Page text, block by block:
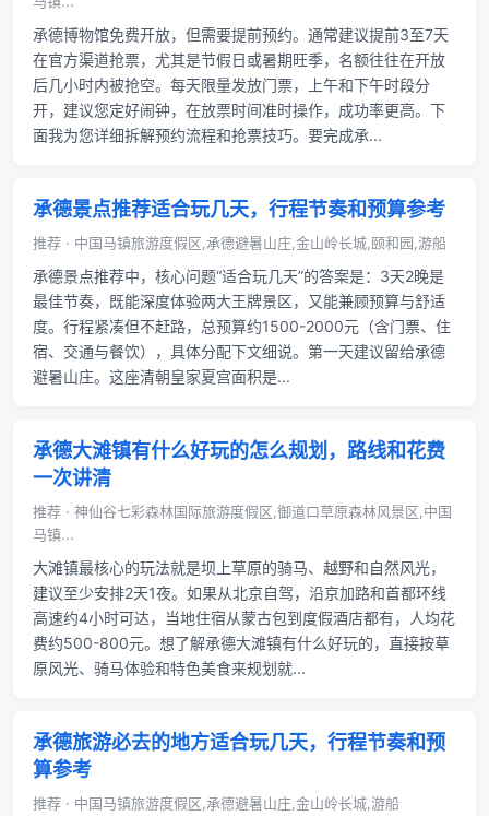
承德博物馆免费开放，但需要提前预约。通常建议提前3至7天
在官方渠道抢票，尤其是节假日或暑期旺季，名额往往在开放
后几小时内被抢空。每天限量发放门票，上午和下午时段分
开，建议您定好闹钟，在放票时间准时操作，成功率更高。下
面我为您详细拆解预约流程和抢票技巧。要完成承...
承德景点推荐适合玩几天，行程节奏和预算参考
推荐 · 中国马镇旅游度假区,承德避暑山庄,金山岭长城,颐和园,游船
承德景点推荐中，核心问题“适合玩几天”的答案是：3天2晚是
最佳节奏，既能深度体验两大王牌景区，又能兼顾预算与舒适
度。行程紧凑但不赶路，总预算约1500-2000元（含门票、住
宿、交通与餐饮），具体分配下文细说。第一天建议留给承德
避暑山庄。这座清朝皇家夏宫面积是...
承德大滩镇有什么好玩的怎么规划，路线和花费
一次讲清
推荐 · 神仙谷七彩森林国际旅游度假区,御道口草原森林风景区,中国
马镇...
大滩镇最核心的玩法就是坝上草原的骑马、越野和自然风光，
建议至少安排2天1夜。如果从北京自驾，沿京加路和首都环线
高速约4小时可达，当地住宿从蒙古包到度假酒店都有，人均花
费约500-800元。想了解承德大滩镇有什么好玩的，直接按草
原风光、骑马体验和特色美食来规划就...
承德旅游必去的地方适合玩几天，行程节奏和预
算参考
推荐 · 中国马镇旅游度假区,承德避暑山庄,金山岭长城,游船